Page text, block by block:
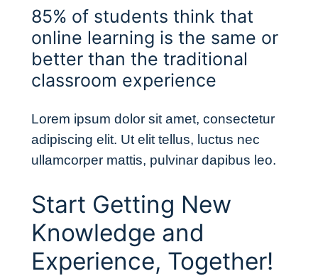
85% of students think that
online learning is the same or
better than the traditional
classroom experience
Lorem ipsum dolor sit amet, consectetur
adipiscing elit. Ut elit tellus, luctus nec
ullamcorper mattis, pulvinar dapibus leo.
Start Getting New
Knowledge and
Experience, Together!